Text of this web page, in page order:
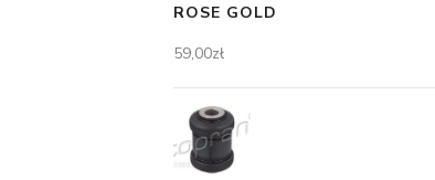
ROSE GOLD
59,00zł